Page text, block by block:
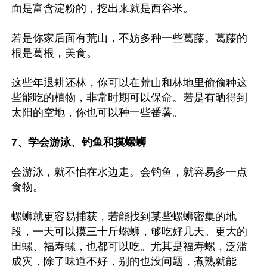
面是富含淀粉的，挖出来就是西谷米。
若是你家后面有荒山，不妨多种一些葛藤。葛藤的
根是葛根，美食。
这些年退耕还林，你可以在荒山和林地里偷偷种这
些能吃的植物，非常时期可以保命。若是有晒得到
太阳的空地，你也可以种一些番薯。
7、学会游泳、钓鱼和摸螺蛳
会游泳，就不怕在水边走。会钓鱼，就容易多一点
食物。
螺蛳就更容易捕获，若能找到某些螺蛳密集的地
段，一天可以摸三十斤螺蛳，够吃好几天。更大的
田螺、福寿螺，也都可以吃。尤其是福寿螺，泛滥
成灾，除了味道不好，别的也没问题，煮熟就能